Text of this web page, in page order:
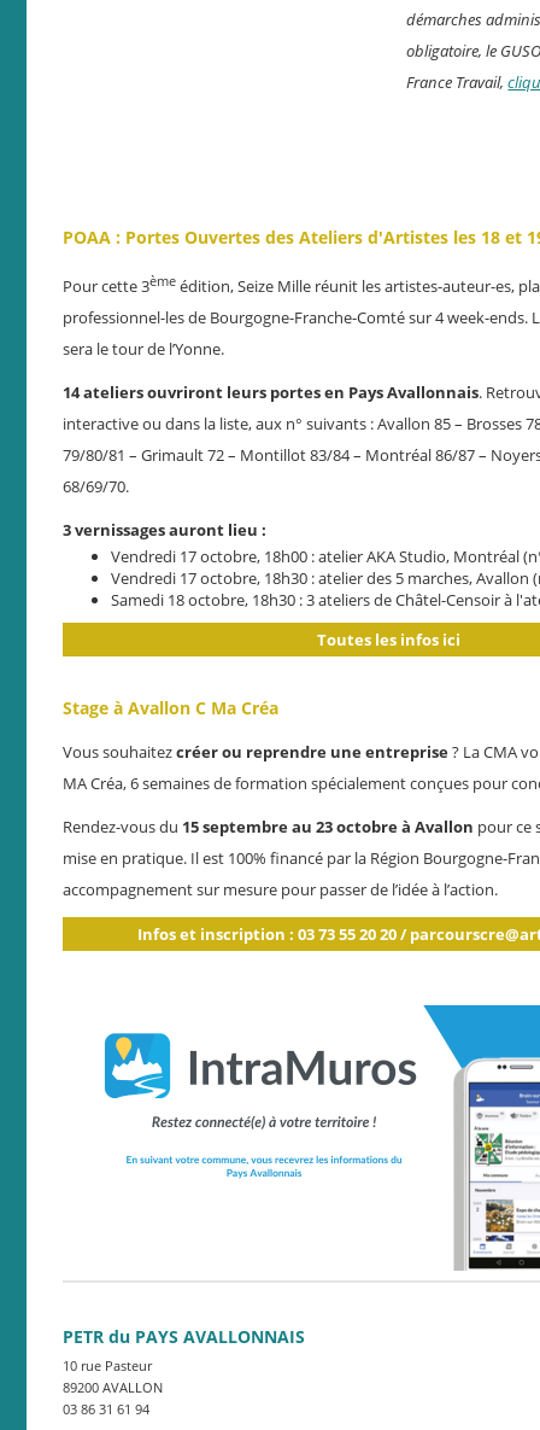
démarches
obligatoire, le
France Travail,
POAA : Portes Ouvertes des Ateliers d'Artistes les 18 et
Pour cette 3ème édition, Seize Mille réunit les artistes-auteur-es,
professionnel-les de Bourgogne-Franche-Comté sur 4 week-ends.
sera le tour de l’Yonne.
14 ateliers ouvriront leurs portes en Pays Avallonnais.
interactive ou dans la liste, aux n° suivants : Avallon 85 – Brosses
79/80/81 – Grimault 72 – Montillot 83/84 – Montréal 86/87 –
68/69/70.
3 vernissages auront lieu :
Vendredi 17 octobre, 18h00 : atelier AKA Studio, Montréal
Vendredi 17 octobre, 18h30 : atelier des 5 marches, Avallon
Samedi 18 octobre, 18h30 : 3 ateliers de Châtel-Censoir à
Toutes les infos ici
Stage à Avallon C Ma Créa
Vous souhaitezcréer ou reprendre une entreprise? La CMA
MA Créa, 6 semaines de formation spécialement conçues pour
Rendez-vous du 15 septembre au 23 octobre à Avallon pour ce
mise en pratique. Il est 100% financé par la Région Bourgogne-
accompagnement sur mesure pour passer de l’idée à l’action.
Infos et inscription : 03 73 55 20 20 /
PETR du PAYS AVALLONNAIS
10 rue Pasteur
89200 AVALLON
03 86 31 61 94